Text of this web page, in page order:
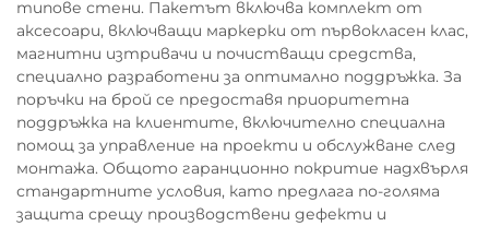
типове стени. Пакетът включва комплект от
аксесоари, включващи маркерки от първокласен клас,
магнитни изтривачи и почистващи средства,
специално разработени за оптимално поддръжка. За
поръчки на брой се предоставя приоритетна
поддръжка на клиентите, включително специална
помощ за управление на проекти и обслужване след
монтажа. Общото гаранционно покритие надхвърля
стандартните условия, като предлага по-голяма
защита срещу производствени дефекти и